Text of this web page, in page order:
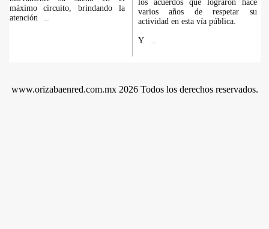
máximo circuito, brindando la
atención
los acuerdos que lograron hace
varios años de respetar su
actividad en esta vía pública.
Y
www.orizabaenred.com.mx 2026 Todos los derechos reservados.